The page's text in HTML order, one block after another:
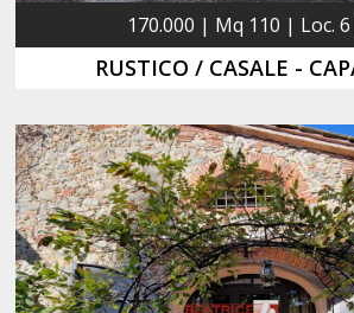
170.000 | Mq 110 | Loc.
RUSTICO / CASALE -